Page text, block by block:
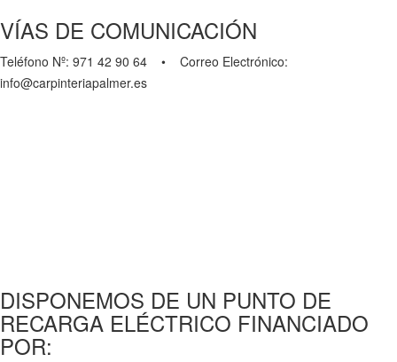
VÍAS DE COMUNICACIÓN
Teléfono Nº: 971 42 90 64 • Correo Electrónico:
info@carpinteriapalmer.es
DISPONEMOS DE UN PUNTO DE
RECARGA ELÉCTRICO FINANCIADO
POR: